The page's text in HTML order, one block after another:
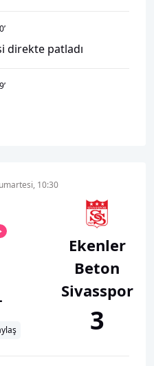
’
direkte patladı
’
10:30
Ekenler
Beton
Sivasspor
3